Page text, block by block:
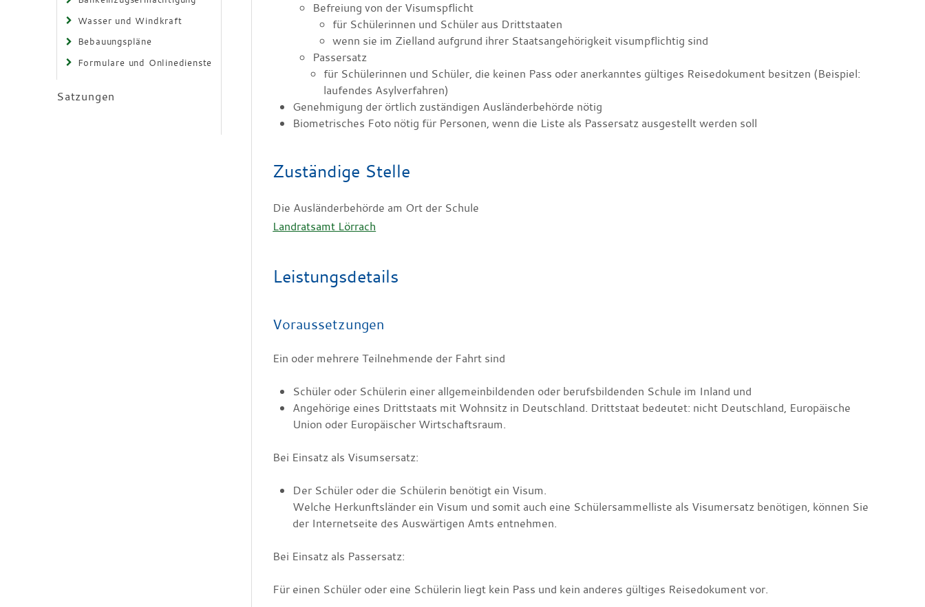
Wasser und Windkraft
Bebauungspläne
Formulare und Onlinedienste
Satzungen
Befreiung von der Visumspflicht
für Schülerinnen und Schüler aus Drittstaaten
wenn sie im Zielland aufgrund ihrer Staatsangehörigkeit visumpflichtig sind
Passersatz
für Schülerinnen und Schüler, die keinen Pass oder anerkanntes gültiges Reisedokument besitzen (Beispiel:
laufendes Asylverfahren)
Genehmigung der örtlich zuständigen Ausländerbehörde nötig
Biometrisches Foto nötig für Personen, wenn die Liste als Passersatz ausgestellt werden soll
Zuständige Stelle
Die Ausländerbehörde am Ort der Schule
Landratsamt Lörrach
Leistungsdetails
Voraussetzungen
Ein oder mehrere Teilnehmende der Fahrt sind
Schüler oder Schülerin einer allgemeinbildenden oder berufsbildenden Schule im Inland und
Angehörige eines Drittstaats mit Wohnsitz in Deutschland. Drittstaat bedeutet: nicht Deutschland, Europäische
Union oder Europäischer Wirtschaftsraum.
Bei Einsatz als Visumsersatz:
Der Schüler oder die Schülerin benötigt ein Visum.
Welche Herkunftsländer ein Visum und somit auch eine Schülersammelliste als Visumersatz benötigen, können Sie
der Internetseite des Auswärtigen Amts entnehmen.
Bei Einsatz als Passersatz:
Für einen Schüler oder eine Schülerin liegt kein Pass und kein anderes gültiges Reisedokument vor.